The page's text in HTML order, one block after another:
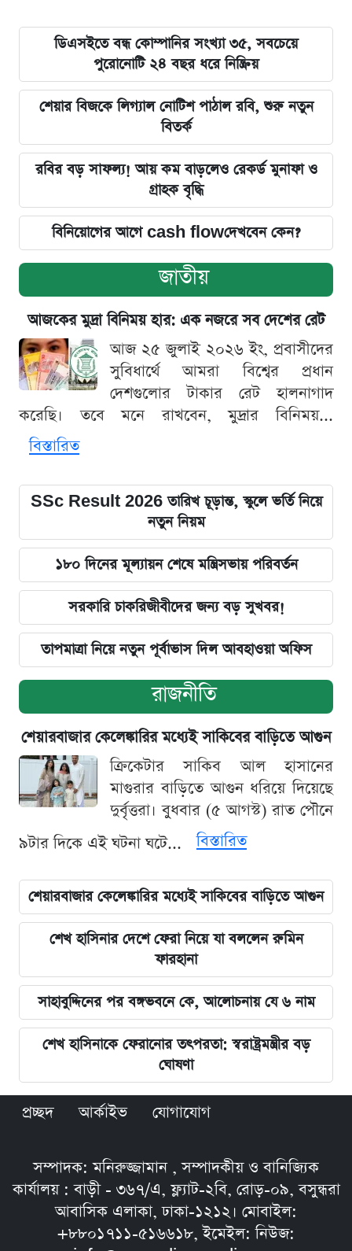
ডিএসইতে বন্ধ কোম্পানির সংখ্যা ৩৫, সবচেয়ে
পুরোনোটি ২৪ বছর ধরে নিষ্ক্রিয়
শেয়ার বিজকে লিগ্যাল নোটিশ পাঠাল রবি, শুরু নতুন
বিতর্ক
রবির বড় সাফল্য! আয় কম বাড়লেও রেকর্ড মুনাফা ও
গ্রাহক বৃদ্ধি
বিনিয়োগের আগে cash flowদেখবেন কেন?
জাতীয়
আজকের মুদ্রা বিনিময় হার: এক নজরে সব দেশের রেট
আজ ২৫ জুলাই ২০২৬ ইং, প্রবাসীদের
সুবিধার্থে আমরা বিশ্বের প্রধান
দেশগুলোর টাকার রেট হালনাগাদ
করেছি। তবে মনে রাখবেন, মুদ্রার বিনিময়...
বিস্তারিত
SSc Result 2026 তারিখ চূড়ান্ত, স্কুলে ভর্তি নিয়ে
নতুন নিয়ম
১৮০ দিনের মূল্যায়ন শেষে মন্ত্রিসভায় পরিবর্তন
সরকারি চাকরিজীবীদের জন্য বড় সুখবর!
তাপমাত্রা নিয়ে নতুন পূর্বাভাস দিল আবহাওয়া অফিস
রাজনীতি
শেয়ারবাজার কেলেঙ্কারির মধ্যেই সাকিবের বাড়িতে আগুন
ক্রিকেটার সাকিব আল হাসানের
মাগুরার বাড়িতে আগুন ধরিয়ে দিয়েছে
দুর্বৃত্তরা। বুধবার (৫ আগস্ট) রাত পৌনে
৯টার দিকে এই ঘটনা ঘটে...
বিস্তারিত
শেয়ারবাজার কেলেঙ্কারির মধ্যেই সাকিবের বাড়িতে আগুন
শেখ হাসিনার দেশে ফেরা নিয়ে যা বললেন রুমিন
ফারহানা
সাহাবুদ্দিনের পর বঙ্গভবনে কে, আলোচনায় যে ৬ নাম
শেখ হাসিনাকে ফেরানোর তৎপরতা: স্বরাষ্ট্রমন্ত্রীর বড়
ঘোষণা
প্রচ্ছদ আর্কাইভ যোগাযোগ
সম্পাদক: মনিরুজ্জামান , সম্পাদকীয় ও বানিজ্যিক
কার্যালয় : বাড়ী - ৩৬৭/এ, ফ্ল্যাট-২বি, রোড়-০৯, বসুন্ধরা
আবাসিক এলাকা, ঢাকা-১২১২। মোবাইল:
+৮৮০১৭১১-৫১৬৬১৮, ইমেইল: নিউজ: